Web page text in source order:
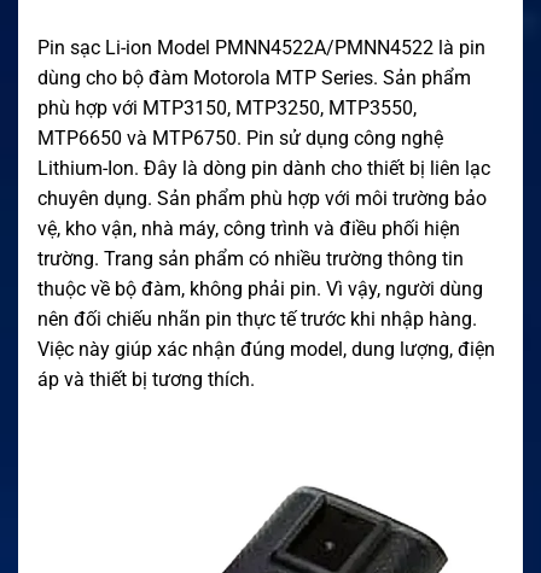
Pin sạc Li-ion Model PMNN4522A/PMNN4522 là pin
dùng cho bộ đàm Motorola MTP Series. Sản phẩm
phù hợp với MTP3150, MTP3250, MTP3550,
MTP6650 và MTP6750. Pin sử dụng công nghệ
Lithium-Ion. Đây là dòng pin dành cho thiết bị liên lạc
chuyên dụng. Sản phẩm phù hợp với môi trường bảo
vệ, kho vận, nhà máy, công trình và điều phối hiện
trường. Trang sản phẩm có nhiều trường thông tin
thuộc về bộ đàm, không phải pin. Vì vậy, người dùng
nên đối chiếu nhãn pin thực tế trước khi nhập hàng.
Việc này giúp xác nhận đúng model, dung lượng, điện
áp và thiết bị tương thích.